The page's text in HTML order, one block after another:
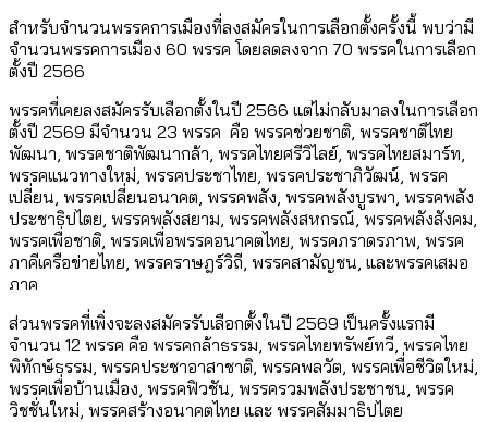
สำหรับจำนวนพรรคการเมืองที่ลงสมัครในการเลือกตั้งครั้งนี้ พบว่ามี
จำนวนพรรคการเมือง 60 พรรค โดยลดลงจาก 70 พรรคในการเลือก
ตั้งปี 2566
พรรคที่เคยลงสมัครรับเลือกตั้งในปี 2566 แต่ไม่กลับมาลงในการเลือก
ตั้งปี 2569 มีจำนวน 23 พรรค คือ พรรคช่วยชาติ, พรรคชาติไทย
พัฒนา, พรรคชาติพัฒนากล้า, พรรคไทยศรีวิไลย์, พรรคไทยสมาร์ท,
พรรคแนวทางใหม่, พรรคประชาไทย, พรรคประชาภิวัฒน์, พรรค
เปลี่ยน, พรรคเปลี่ยนอนาคต, พรรคพลัง, พรรคพลังบูรพา, พรรคพลัง
ประชาธิปไตย, พรรคพลังสยาม, พรรคพลังสหกรณ์, พรรคพลังสังคม,
พรรคเพื่อชาติ, พรรคเพื่อพรรคอนาคตไทย, พรรคภราดรภาพ, พรรค
ภาคีเครือข่ายไทย, พรรคราษฎร์วิถี, พรรคสามัญชน, และพรรคเสมอ
ภาค
ส่วนพรรคที่เพิ่งจะลงสมัครรับเลือกตั้งในปี 2569 เป็นครั้งแรกมี
จำนวน 12 พรรค คือ พรรคกล้าธรรม, พรรคไทยทรัพย์ทวี, พรรคไทย
พิทักษ์ธรรม, พรรคประชาอาสาชาติ, พรรคพลวัต, พรรคเพื่อชีวิตใหม่,
พรรคเพื่อบ้านเมือง, พรรคฟิวชัน, พรรครวมพลังประชาชน, พรรค
วิชชั่นใหม่, พรรคสร้างอนาคตไทย และ พรรคสัมมาธิปไตย